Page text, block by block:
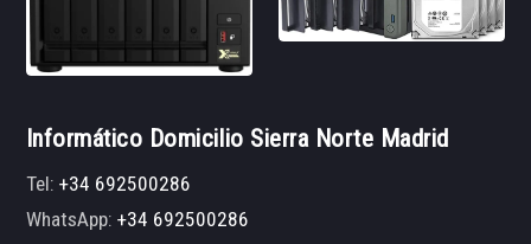
Informático Domicilio Sierra Norte Madrid
Tel:+34 692500286
WhatsApp:+34 692500286